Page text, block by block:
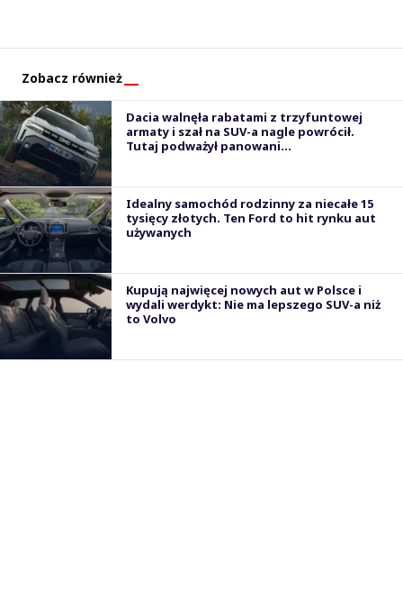
Zobacz również
Dacia walnęła rabatami z trzyfuntowej
armaty i szał na SUV-a nagle powrócił.
Tutaj podważył panowani...
Idealny samochód rodzinny za niecałe 15
tysięcy złotych. Ten Ford to hit rynku aut
używanych
Kupują najwięcej nowych aut w Polsce i
wydali werdykt: Nie ma lepszego SUV-a niż
to Volvo